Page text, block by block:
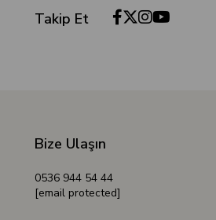
Takip Et
Bize Ulaşın
0536 944 54 44
[email protected]